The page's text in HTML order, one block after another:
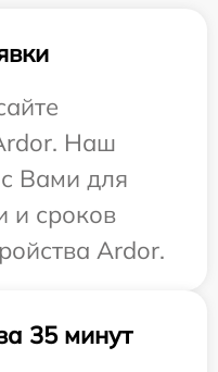
Наш
Вами для
и сроков
Ardor.
35 минут